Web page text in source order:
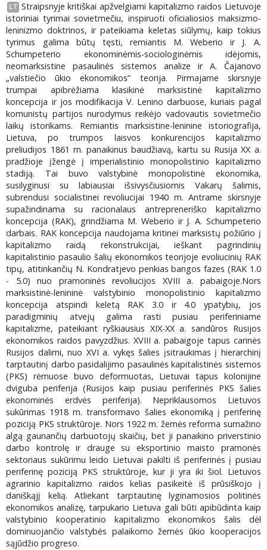
LT Straipsnyje kritiškai apžvelgiami kapitalizmo raidos Lietuvoje
istoriniai tyrimai sovietmečiu, inspiruoti oficialiosios maksizmo-
leninizmo doktrinos, ir pateikiama keletas siūlymų, kaip tokius
tyrimus galima būtų tęsti, remiantis M. Weberio ir J. A.
Schumpeterio ekonominėmis-sociologinėmis idėjomis,
neomarksistine pasaulinės sistemos analize ir A. Čajanovo
„valstiečio ūkio ekonomikos“ teorija. Pirmajame skirsnyje
trumpai apibrėžiama klasikinė marksistinė kapitalizmo
koncepcija ir jos modifikacija V. Lenino darbuose, kuriais pagal
komunistų partijos nurodymus reikėjo vadovautis sovietmečio
laikų istorikams. Remiantis marksistine-leninine istoriografija,
Lietuva, po trumpos laisvos konkurencijos kapitalizmo
preliudijos 1861 m. panaikinus baudžiavą, kartu su Rusija XX a.
pradžioje įžengė į imperialistinio monopolistinio kapitalizmo
stadiją. Tai buvo valstybinė monopolistinė ekonomika,
susilyginusi su labiausiai išsivysčiusiomis Vakarų šalimis,
subrendusi socialistinei revoliucijai 1940 m. Antrame skirsnyje
supažindinama su racionalaus antrepreneriško kapitalizmo
koncepcija (RAK), grindžiama M. Weberio ir J. A. Schumpeterio
darbais. RAK koncepcija naudojama kritinei marksistų požiūrio į
kapitalizmo raidą rekonstrukcijai, ieškant pagrindinių
kapitalistinio pasaulio šalių ekonomikos teorijoje evoliucinių RAK
tipų, atitinkančių N. Kondratjevo penkias bangos fazes (RAK 1.0
- 5.0) nuo pramoninės revoliucijos XVIII a. pabaigoje.Nors
marksistinė-lenininė valstybinio monopolistinio kapitalizmo
koncepcija atspindi keletą RAK 3.0 ir 4.0 ypatybių, jos
paradigminių atvejų galima rasti pusiau periferiniame
kapitalizme, pateikiant ryškiausius XIX-XX a. sandūros Rusijos
ekonomikos raidos pavyzdžius. XVIII a. pabaigoje tapus carinės
Rusijos dalimi, nuo XVI a. vykęs šalies įsitraukimas į hierarchinį
tarptautinį darbo pasidalijimo pasaulinės kapitalistinės sistemos
(PKS) rėmuose buvo deformuotas, Lietuvai tapus kolonijine
dviguba periferija (Rusijos kaip pusiau periferinės PKS šalies
ekonominės erdvės periferija). Nepriklausomos Lietuvos
sukūrimas 1918 m. transformavo šalies ekonomiką į periferinę
poziciją PKS struktūroje. Nors 1922 m. žemės reforma sumažino
algą gaunančių darbuotojų skaičių, bet ji panaikino priverstinio
darbo kontrolę ir drauge su eksportinio maisto pramonės
sektoriaus sukūrimu leido Lietuvai pakilti iš periferinės į pusiau
periferinę poziciją PKS struktūroje, kur ji yra iki šiol. Lietuvos
agrarinio kapitalizmo raidos kelias pasikeitė iš prūsiškojo į
daniškąjį kelią. Atliekant tarptautinę lyginamosios politinės
ekonomikos analizę, tarpukario Lietuva gali būti apibūdinta kaip
valstybinio kooperatinio kapitalizmo ekonomikos šalis dėl
dominuojančio valstybės palaikomo žemės ūkio kooperacijos
sąjūdžio progreso.